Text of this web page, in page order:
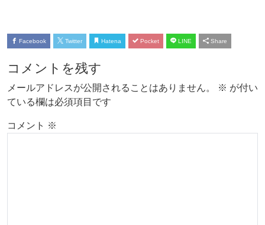
Facebook Twitter Hatena Pocket LINE Share
コメントを残す
メールアドレスが公開されることはありません。 ※ が付い
ている欄は必須項目です
コメント ※